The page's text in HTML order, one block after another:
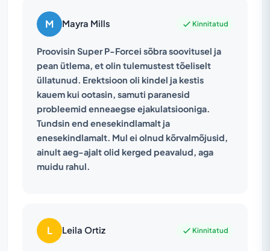
M Mayra Mills Kinnitatud
Proovisin Super P-Forcei sõbra soovitusel ja
pean ütlema, et olin tulemustest tõeliselt
üllatunud. Erektsioon oli kindel ja kestis
kauem kui ootasin, samuti paranesid
probleemid enneaegse ejakulatsiooniga.
Tundsin end enesekindlamalt ja
enesekindlamalt. Mul ei olnud kõrvalmõjusid,
ainult aeg-ajalt olid kerged peavalud, aga
muidu rahul.
L Leila Ortiz Kinnitatud